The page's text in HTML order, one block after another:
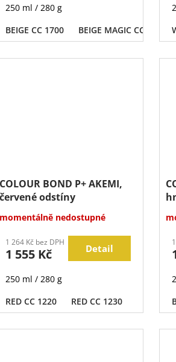
250 ml / 280 g
BEIGE CC 1700
BEIGE MAGIC CC 1780
COLOUR BOND P+ AKEMI,
červené odstíny
momentálně nedostupné
1 264 Kč bez DPH
1 555 Kč Detail
250 ml / 280 g
RED CC 1220
RED CC 1230